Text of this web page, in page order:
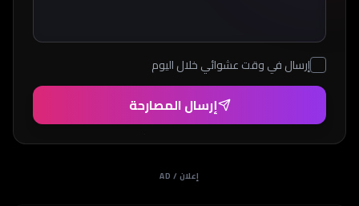
إرسال في وقت عشوائي خلال اليوم
إرسال المصارحة
إعلان / AD